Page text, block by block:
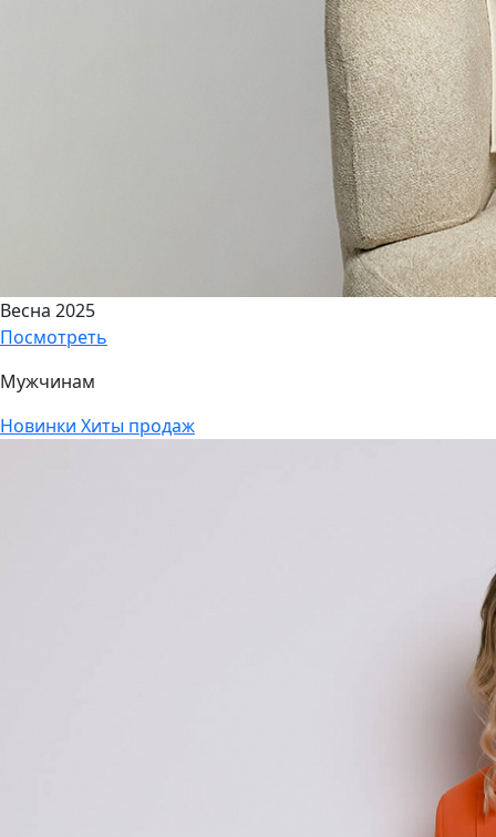
Весна 2025
Посмотреть
Мужчинам
Новинки Хиты продаж